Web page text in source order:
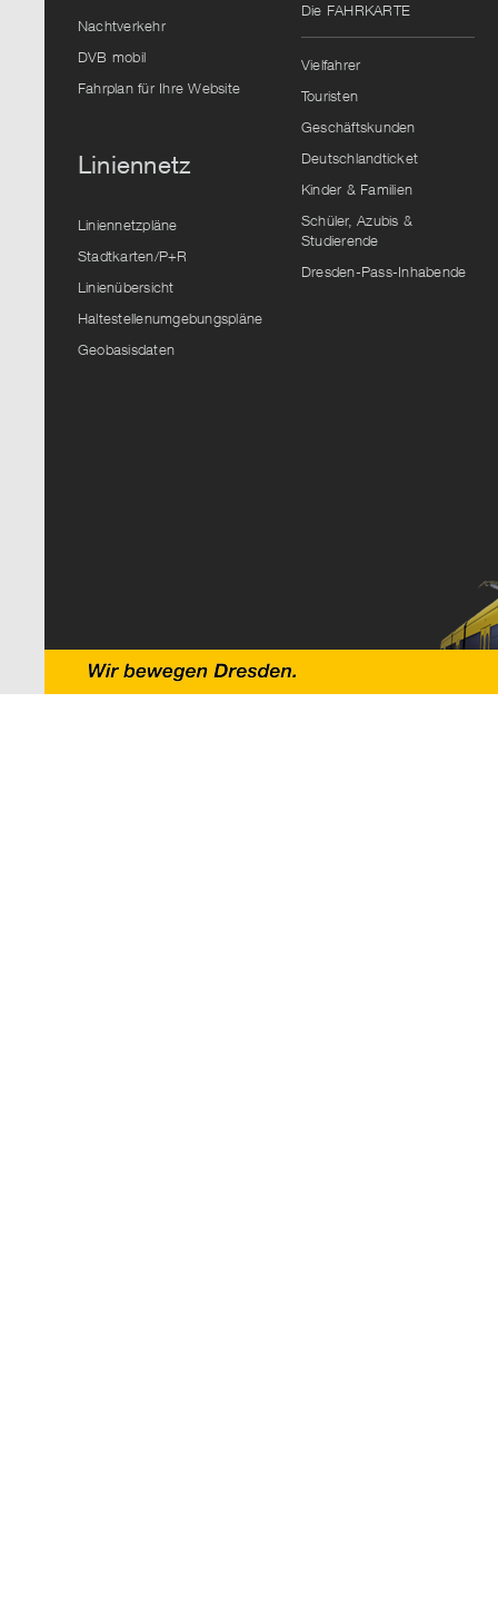
Nachtverkehr
DVB mobil
Fahrplan für Ihre Website
Liniennetz
Liniennetzpläne
Stadtkarten/P+R
Linienübersicht
Haltestellenumgebungspläne
Geobasisdaten
Die FAHRKARTE
Vielfahrer
Touristen
Geschäftskunden
Deutschlandticket
Kinder & Familien
Schüler, Azubis &
Studierende
Dresden-Pass-Inhabende